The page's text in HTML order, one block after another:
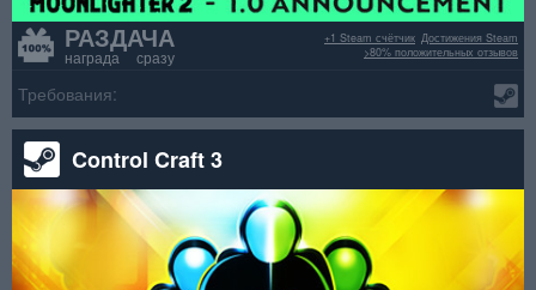
РАЗДАЧА
награда сразу
Достижения Steam
+1 Steam счётчик
>80% положительных отзывов
Требования:
Control Craft 3